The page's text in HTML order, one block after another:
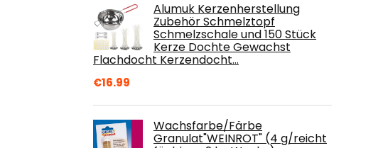
Alumuk Kerzenherstellung
Zubehör Schmelztopf
Schmelzschale und 150 Stück
Kerze Dochte Gewachst
Flachdocht Kerzendocht…
€16.99
Wachsfarbe/Färbe
Granulat"WEINROT" (4 g/reicht